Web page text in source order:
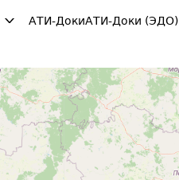
АТИ-ДокиАТИ-Доки (ЭДО)